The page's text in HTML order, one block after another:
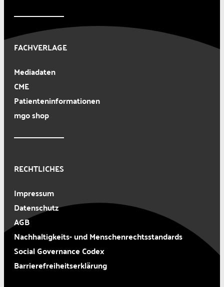
FACHVERLAGE
Mediadaten
CME
Patienteninformationen
mgo shop
RECHTLICHES
Impressum
Datenschutz
AGB
Nachhaltigkeits- und Menschenrechtsstandards
Social Governance Codex
Barrierefreiheitserklärung